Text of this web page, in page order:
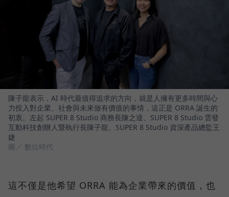
陳子龍表示，AI 時代最值得追求的方向，就是人擁有更多時間與心
力投入對企業、社會與未來做有價值的事情，這正是 ORRA 誕生的
初衷。左起 SUPER 8 Studio 商務長陳之逵、SUPER 8 Studio 雲發
互動科技創辦人暨執行長陳子龍、SUPER 8 Studio 資深產品總監王
婕
圖／ 數位時代
這不僅是他希望 ORRA 能為企業帶來的價值，也